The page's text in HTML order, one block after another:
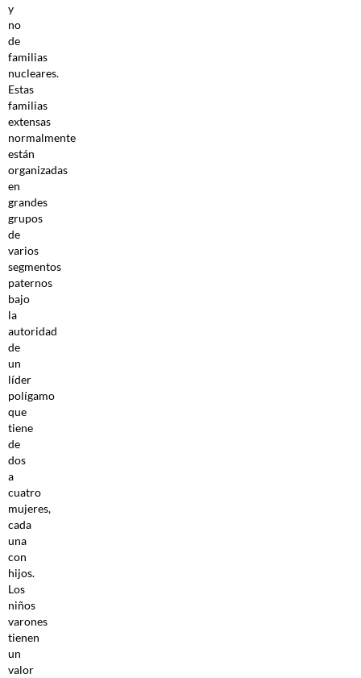
y
no
de
familias
nucleares.
Estas
familias
extensas
normalmente
están
organizadas
en
grandes
grupos
de
varios
segmentos
paternos
bajo
la
autoridad
de
un
líder
polígamo
que
tiene
de
dos
a
cuatro
mujeres,
cada
una
con
hijos.
Los
niños
varones
tienen
un
valor